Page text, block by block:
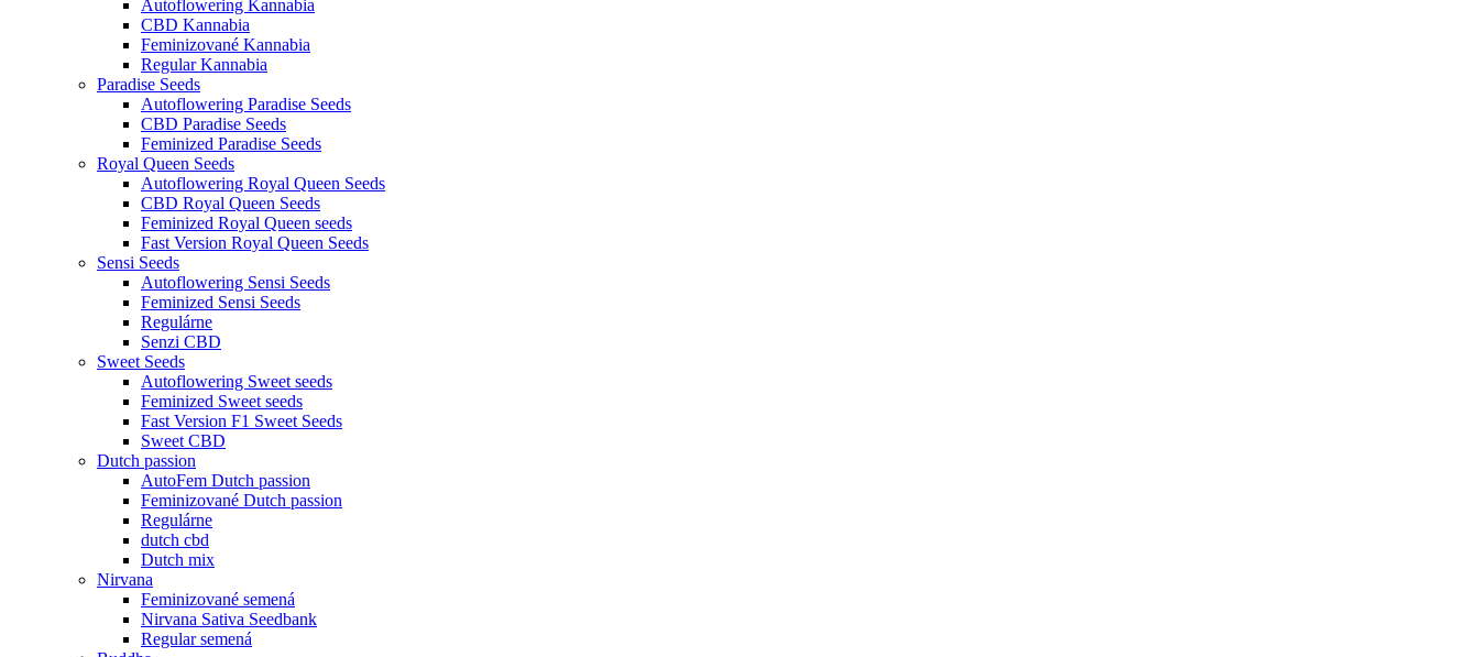
Autoflowering Kannabia
CBD Kannabia
Feminizované Kannabia
Regular Kannabia
Paradise Seeds
Autoflowering Paradise Seeds
CBD Paradise Seeds
Feminized Paradise Seeds
Royal Queen Seeds
Autoflowering Royal Queen Seeds
CBD Royal Queen Seeds
Feminized Royal Queen seeds
Fast Version Royal Queen Seeds
Sensi Seeds
Autoflowering Sensi Seeds
Feminized Sensi Seeds
Regulárne
Senzi CBD
Sweet Seeds
Autoflowering Sweet seeds
Feminized Sweet seeds
Fast Version F1 Sweet Seeds
Sweet CBD
Dutch passion
AutoFem Dutch passion
Feminizované Dutch passion
Regulárne
dutch cbd
Dutch mix
Nirvana
Feminizované semená
Nirvana Sativa Seedbank
Regular semená